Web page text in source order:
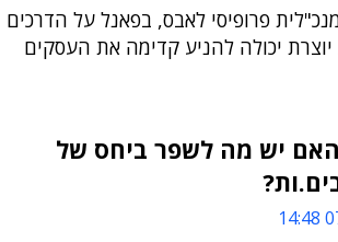
פרופיסי לאבס, בפאנל על הדרכים
יכולה להניע קדימה את העסקים
האם יש מה לשפר ביחס של